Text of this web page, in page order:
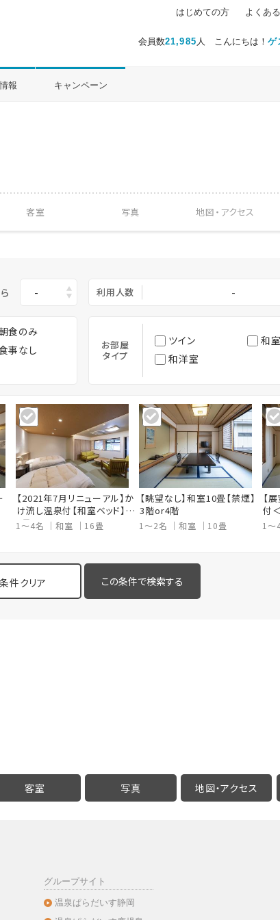
会員数21,985 人 こんにちは！ゲ
はじめての方 よくあ
報 キャンペーン
客室 写真 地図・ アクセス
利用人数 -
食のみ
事なし
お部屋
タイプ
ツイン
和室
和洋室
【2021年7月リニューアル】か
け流し温泉付【和室ベッド】1
6畳
1～4名 和室 16畳
【眺望なし】和室10畳【禁煙】
3階or4階
1～2名 和室 10畳
【
付
1～
条件クリア
客室 写真 地図・アクセス
グループサイト
温泉ぱらだいす静岡